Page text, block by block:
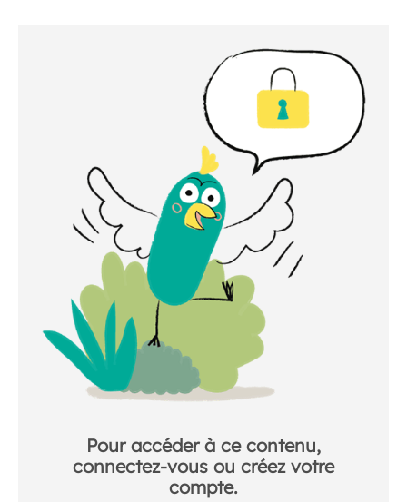
Pour accéder à ce contenu,
connectez-vous ou créez votre
compte.